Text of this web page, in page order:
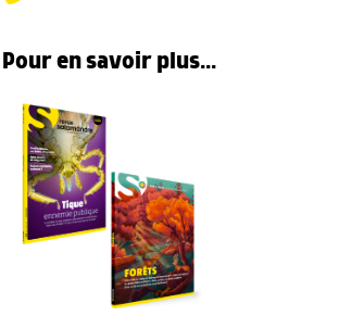
Pour en savoir plus...